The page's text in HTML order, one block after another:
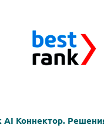
AI Коннектор.